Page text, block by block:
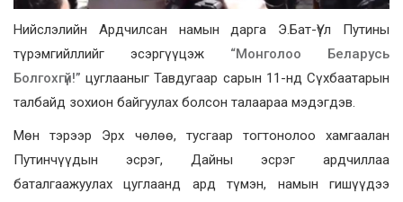
Нийслэлийн Ардчилсан намын дарга Э.Бат-Үүл Путины
түрэмгийллийг эсэргүүцэж “Монголоо Беларусь
Болгохгүй!”цуглааныг Тавдугаар сарын 11-нд Сүхбаатарын
талбайд зохион байгуулах болсон талаараа мэдэгдэв.
Мөн тэрээр Эрх чөлөө, тусгаар тогтонолоо хамгаалан
Путинчүүдын эсрэг, Дайны эсрэг ардчиллаа
баталгаажуулах цуглаанд ард түмэн, намын гишүүдээ